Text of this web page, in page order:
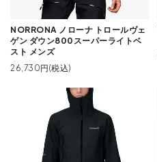
NORRONA ノローナ トロールヴェ
ゲン ダウン800スーパーライトベ
スト メンズ
26,730円(税込)